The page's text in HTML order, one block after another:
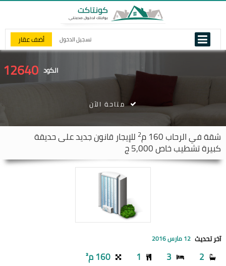
تسجيل الدخول أضف عقار
الكود 12640
شقة فيالرحاب 2 للإيجار قانون جديد على حديقة
كبيرة تشطيب خاص 5,000 ج
متاحة الآن
آخر تحديث 12 مارس 2016
2
3
1 160 م²